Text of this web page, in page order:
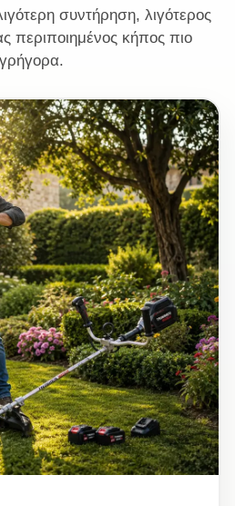
συντήρηση, λιγότερος
περιποιημένος κήπος πιο
γρήγορα.